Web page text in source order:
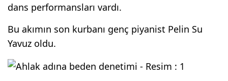
dans performansları vardı.
Bu akımın son kurbanı genç piyanist Pelin Su
Yavuz oldu.